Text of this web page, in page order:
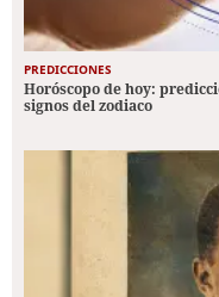
PREDICCIONES
Horóscopo de hoy:
signos del zodiaco